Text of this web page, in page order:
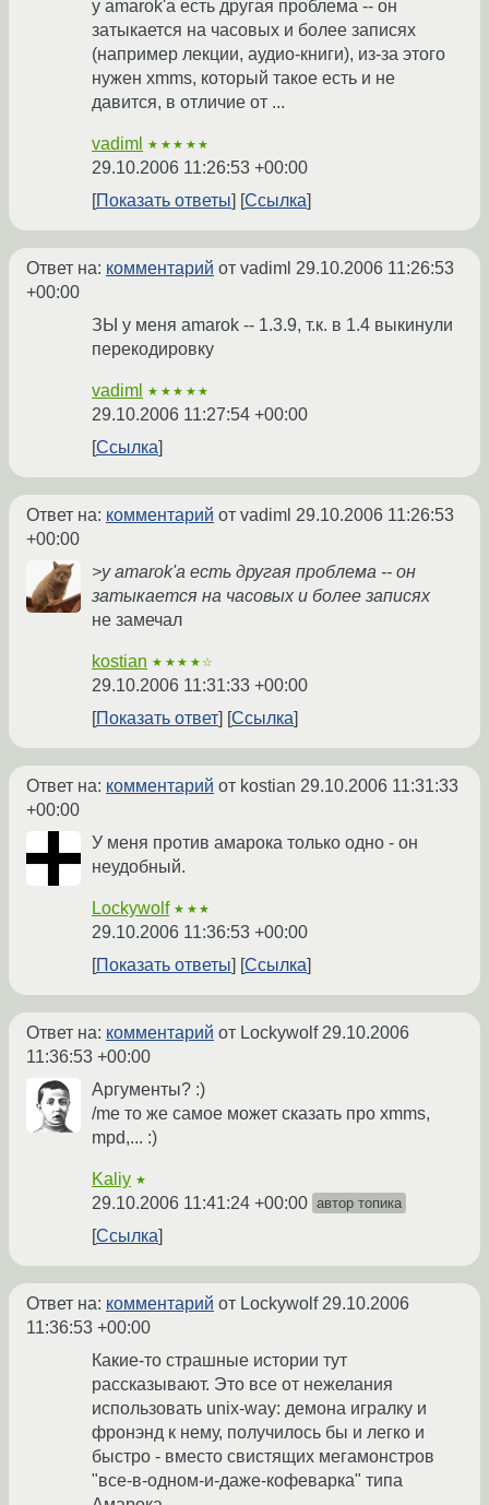
у amarok'a есть другая проблема -- он
затыкается на часовых и более записях
(например лекции, аудио-книги), из-за этого
нужен xmms, который такое есть и не
давится, в отличие от ...
vadiml ★★★★★
29.10.2006 11:26:53 +00:00
Показать ответы
Ссылка
Ответ на: комментарий от vadiml 29.10.2006 11:26:53
+00:00
ЗЫ у меня amarok -- 1.3.9, т.к. в 1.4 выкинули
перекодировку
vadiml ★★★★★
29.10.2006 11:27:54 +00:00
Ссылка
Ответ на: комментарий от vadiml 29.10.2006 11:26:53
+00:00
>у amarok'a есть другая проблема -- он
затыкается на часовых и более записях
не замечал
kostian ★★★★☆
29.10.2006 11:31:33 +00:00
Показать ответ
Ссылка
Ответ на: комментарий от kostian 29.10.2006 11:31:33
+00:00
У меня против амарока только одно - он
неудобный.
Lockywolf ★★★
29.10.2006 11:36:53 +00:00
Показать ответы
Ссылка
Ответ на: комментарий от Lockywolf29.10.2006
11:36:53 +00:00
Аргументы? :)
/me то же самое может сказать про xmms,
mpd,... :)
Kaliy ★
29.10.2006 11:41:24 +00:00 автор топика
Ссылка
Ответ на: комментарий от Lockywolf29.10.2006
11:36:53 +00:00
Какие-то страшные истории тут
рассказывают. Это все от нежелания
использовать unix-way: демона игралку и
фронэнд к нему, получилось бы и легко и
быстро - вместо свистящих мегамонстров
"все-в-одном-и-даже-кофеварка" типа